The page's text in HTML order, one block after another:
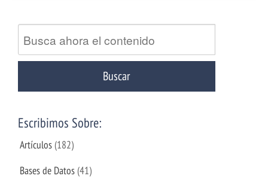
Escribimos Sobre:
Artículos (182)
Bases de Datos (41)